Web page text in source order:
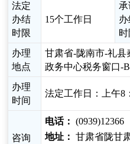
法定
办结
时限
15个工作日
时
办理
地点
甘肃省-陇南市-礼
政务中心税务窗口-
办理
时间
法定工作日：上午8
咨询
电话： (0939)12366
地址： 甘肃省陇甘